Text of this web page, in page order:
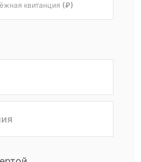
квитанция (₽)